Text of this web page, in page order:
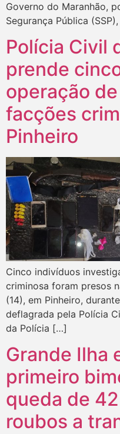
Governo do Maranhão,
Segurança Pública
Polícia Civil
prende
operação
facções
Pinheiro
Cinco indivíduos
criminosa foram presos
(14), em Pinheiro,
deflagrada pela Polícia
da Polícia […]
Grande Ilha
primeiro
queda de
roubos a